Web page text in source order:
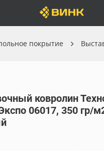
покрытие
ковролин
06017, 350 гр/